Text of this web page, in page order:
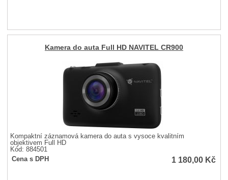
Kamera do auta Full HD NAVITEL CR900
Kompaktní záznamová kamera do auta s vysoce kvalitním
objektivem Full HD
Kód: 884501
Cena s DPH
1 180,00 Kč